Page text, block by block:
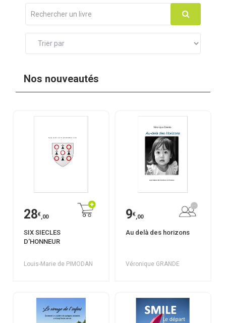
Nos nouveautés
28€,00
SIX SIECLES
D'HONNEUR
Louis-Marie de PIMODAN
9€,00
Au delà des horizons
Véronique GRANDE